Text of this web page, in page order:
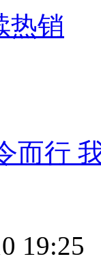
热销
而行
19:25